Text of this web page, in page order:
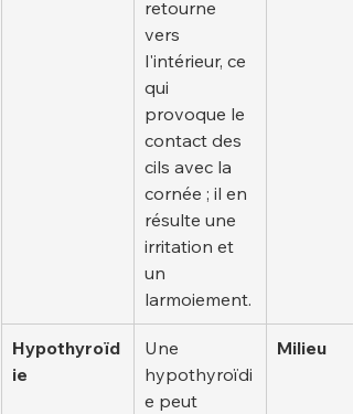
retourne
vers
l'intérieur, ce
qui
provoque le
contact des
cils avec la
cornée ; il en
résulte une
irritation et
un
larmoiement.
Hypothyroïd
ie
Une
hypothyroïdi
e peut
Milieu